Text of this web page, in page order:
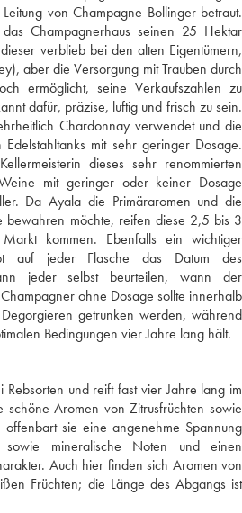
von Champagne Bollinger betraut.
Champagnerhaus seinen 25 Hektar
verblieb bei den alten Eigentümern,
aber die Versorgung mit Trauben durch
ermöglicht, seine Verkaufszahlen zu
dafür, präzise, luftig und frisch zu sein.
Chardonnay verwendet und die
mit sehr geringer Dosage.
dieses sehr renommierten
mit geringer oder keiner Dosage
Da Ayala die Primäraromen und die
bewahren möchte, reifen diese 2,5 bis 3
kommen. Ebenfalls ein wichtiger
auf jeder Flasche das Datum des
jeder selbst beurteilen, wann der
ohne Dosage sollte innerhalb
getrunken werden, während
Bedingungen vier Jahre lang hält.
Rebsorten und reift fast vier Jahre lang im
Aromen von Zitrusfrüchten sowie
sie eine angenehme Spannung
mineralische Noten und einen
Auch hier finden sich Aromen von
Früchten; die Länge des Abgangs ist